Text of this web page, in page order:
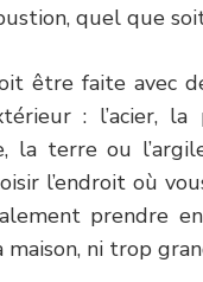
quel que
être faite avec
: l’acier,
la terre ou
l’endroit où
prendre
ni trop